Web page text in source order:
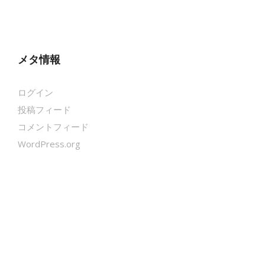
メタ情報
ログイン
投稿フィード
コメントフィード
WordPress.org